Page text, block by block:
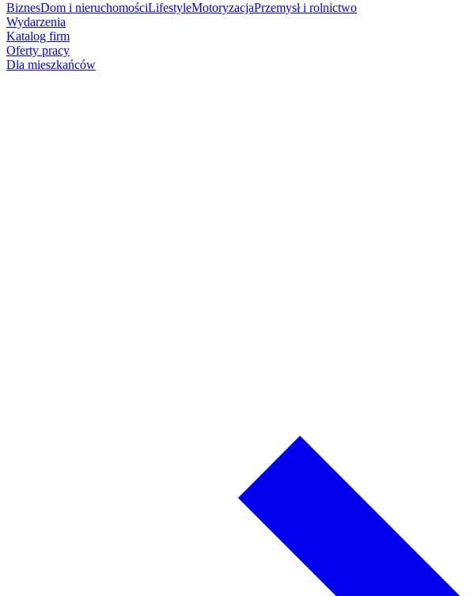
BiznesDom i nieruchomościLifestyleMotoryzacjaPrzemysł i rolnictwo
Wydarzenia
Katalog firm
Oferty pracy
Dla mieszkańców